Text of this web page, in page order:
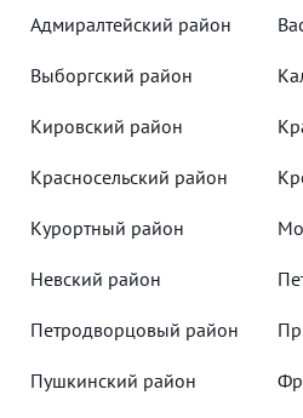
Адмиралтейский район
Выборгский район
Кировский район
Красносельский район
Курортный район
Невский район
Петродворцовый район
Пушкинский район